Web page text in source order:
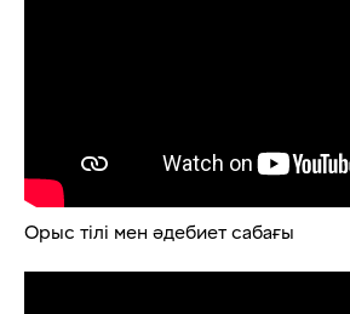
Орыс тілі мен әдебиет сабағы